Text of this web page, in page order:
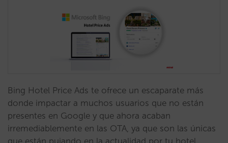
Bing Hotel Price Ads te ofrece un escaparate más
donde impactar a muchos usuarios que no están
presentes en Google y que ahora acaban
irremediablemente en las OTA, ya que son las únicas
que están pujando en la actualidad por tu hotel.…